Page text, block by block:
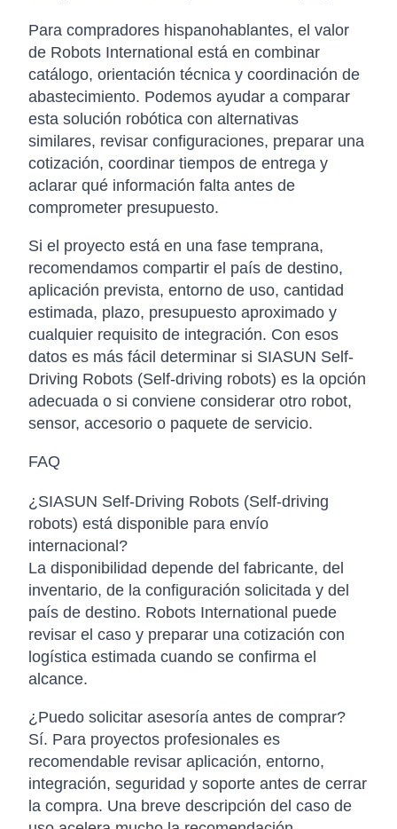
Para compradores hispanohablantes, el valor
de Robots International está en combinar
catálogo, orientación técnica y coordinación de
abastecimiento. Podemos ayudar a comparar
esta solución robótica con alternativas
similares, revisar configuraciones, preparar una
cotización, coordinar tiempos de entrega y
aclarar qué información falta antes de
comprometer presupuesto.
Si el proyecto está en una fase temprana,
recomendamos compartir el país de destino,
aplicación prevista, entorno de uso, cantidad
estimada, plazo, presupuesto aproximado y
cualquier requisito de integración. Con esos
datos es más fácil determinar si SIASUN Self-
Driving Robots (Self-driving robots) es la opción
adecuada o si conviene considerar otro robot,
sensor, accesorio o paquete de servicio.
FAQ
¿SIASUN Self-Driving Robots (Self-driving
robots) está disponible para envío
internacional?
La disponibilidad depende del fabricante, del
inventario, de la configuración solicitada y del
país de destino. Robots International puede
revisar el caso y preparar una cotización con
logística estimada cuando se confirma el
alcance.
¿Puedo solicitar asesoría antes de comprar?
Sí. Para proyectos profesionales es
recomendable revisar aplicación, entorno,
integración, seguridad y soporte antes de cerrar
la compra. Una breve descripción del caso de